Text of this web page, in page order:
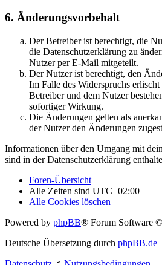
6. Änderungsvorbehalt
Der Betreiber ist berechtigt, die
die Datenschutzerklärung zu
Nutzer per E-Mail mitgeteilt.
Der Nutzer ist berechtigt, den
Im Falle des Widerspruchs
Betreiber und dem Nutzer
sofortiger Wirkung.
Die Änderungen gelten als
der Nutzer den Änderungen
Informationen über den Umgang mit
sind in der Datenschutzerklärung
Foren-Übersicht
Alle Zeiten sind UTC+02:00
Alle Cookies löschen
Powered by phpBB® Forum Software
Deutsche Übersetzung durch phpBB.de